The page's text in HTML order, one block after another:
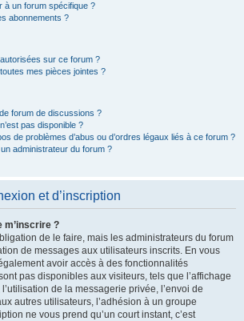
à un forum spécifique ?
abonnements ?
sur ce forum ?
mes pièces jointes ?
forum de discussions ?
pas disponible ?
de problèmes d’abus ou d’ordres légaux liés à ce forum ?
administrateur du forum ?
et d’inscription
m’inscrire ?
de le faire, mais les administrateurs du forum
de messages aux utilisateurs inscrits. En vous
avoir accès à des fonctionnalités
pas disponibles aux visiteurs, tels que l’affichage
de la messagerie privée, l’envoi de
autres utilisateurs, l’adhésion à un groupe
ne vous prend qu’un court instant, c’est